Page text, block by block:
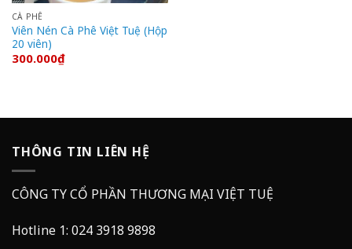
CÀ PHÊ
Viên Nén Cà Phê Việt Tuệ (Hộp
20 viên)
300.000₫
THÔNG TIN LIÊN HỆ
CÔNG TY CỔ PHẦN THƯƠNG MẠI VIỆT TUỆ
Hotline 1: 024 3918 9898